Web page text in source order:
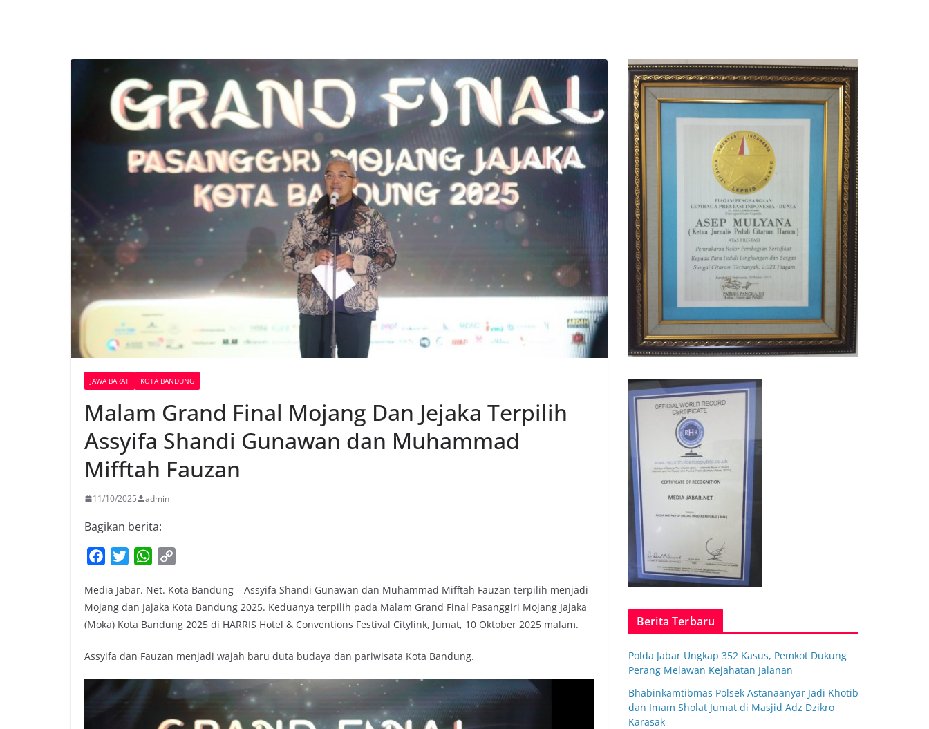
JAWA BARAT KOTA BANDUNG
Malam Grand Final Mojang Dan Jejaka Terpilih
Assyifa Shandi Gunawan dan Muhammad
Mifftah Fauzan
11/10/2025 admin
Bagikan berita:
c
e
b
o
k
i
t
t
r
W
a
t
s
p
p
p
y
L
n
k
Media Jabar. Net. Kota Bandung – Assyifa Shandi Gunawan dan Muhammad Mifftah Fauzan terpilih menjadi
Mojang dan Jajaka Kota Bandung 2025. Keduanya terpilih pada Malam Grand Final Pasanggiri Mojang Jajaka
(Moka) Kota Bandung 2025 di HARRIS Hotel & Conventions Festival Citylink, Jumat, 10 Oktober 2025 malam.
Assyifa dan Fauzan menjadi wajah baru duta budaya dan pariwisata Kota Bandung.
Berita Terbaru
Polda Jabar Ungkap 352 Kasus, Pemkot Dukung
Perang Melawan Kejahatan Jalanan
Bhabinkamtibmas Polsek Astanaanyar Jadi Khotib
dan Imam Sholat Jumat di Masjid Adz Dzikro
Karasak